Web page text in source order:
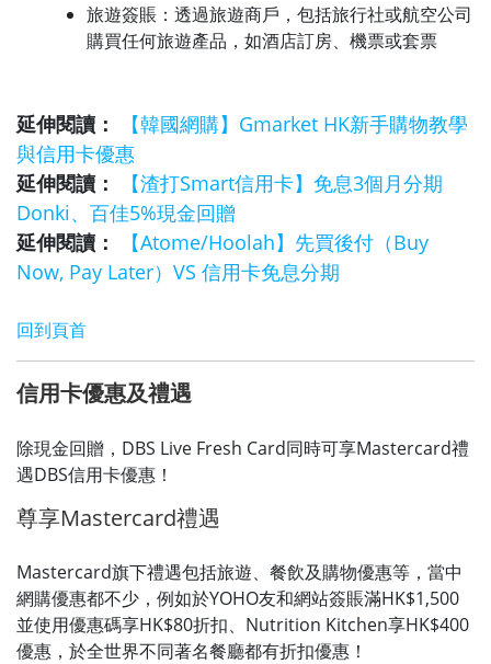
旅遊簽賬：透過旅遊商戶，包括旅行社或航空公司
購買任何旅遊產品，如酒店訂房、機票或套票
延伸閱讀：
【韓國網購】Gmarket HK新手購物教學
與信用卡優惠
延伸閱讀：
【渣打Smart信用卡】免息3個月分期
Donki、百佳5%現金回贈
延伸閱讀：
【Atome/Hoolah】先買後付（Buy
Now, Pay Later）VS 信用卡免息分期
回到頁首
信用卡優惠及禮遇
除現金回贈，DBS Live Fresh Card同時可享Mastercard禮
遇DBS信用卡優惠！
尊享Mastercard禮遇
Mastercard旗下禮遇包括旅遊、餐飲及購物優惠等，當中
網購優惠都不少，例如於YOHO友和網站簽賬滿HK$1,500
並使用優惠碼享HK$80折扣、Nutrition Kitchen享HK$400
優惠，於全世界不同著名餐廳都有折扣優惠！